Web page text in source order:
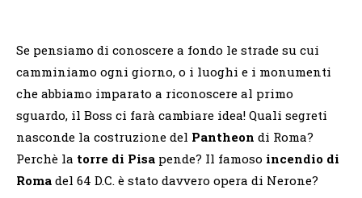
Se pensiamo di conoscere a fondo le strade su cui
camminiamo ogni giorno, o i luoghi e i monumenti
che abbiamo imparato a riconoscere al primo
sguardo, il Boss ci farà cambiare idea! Quali segreti
nasconde la costruzione del Pantheon di Roma?
Perchè la torre di Pisa pende? Il famoso incendio di
Roma del 64 D.C. è stato davvero opera di Nerone?